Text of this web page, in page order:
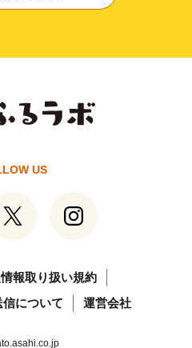
US
報取り扱い規約
について
運営会社